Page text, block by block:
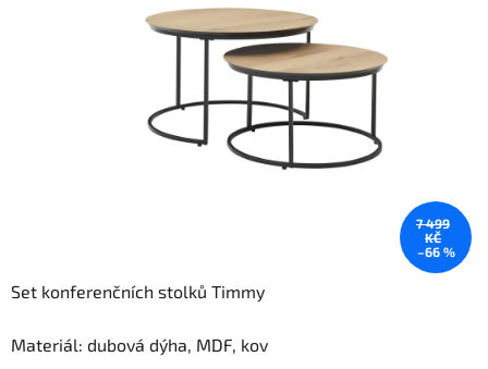
Set konferenčních stolků Timmy
Materiál: dubová dýha, MDF, kov
7 499
KČ
–66 %